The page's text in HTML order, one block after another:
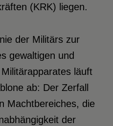
(KRK) liegen.
der Militärs zur
gewaltigen und
läuft
ab: Der Zerfall
Machtbereiches, die
der